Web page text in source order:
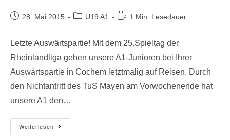
28. Mai 2015 U19 A1 1 Min. Lesedauer
Letzte Auswärtspartie! Mit dem 25.Spieltag der
Rheinlandliga gehen unsere A1-Junioren bei Ihrer
Auswärtspartie in Cochem letztmalig auf Reisen. Durch
den Nichtantritt des TuS Mayen am Vorwochenende hat
unsere A1 den…
Weiterlesen